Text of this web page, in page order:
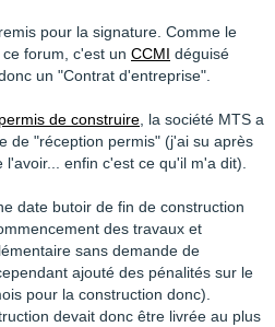
pour la signature. Comme le
forum, c'est un CCMI déguisé
un "Contrat d'entreprise".
permis de construire, la société MTS a
de "réception permis" (j'ai su après
enfin c'est ce qu'il m'a dit).
date butoir de fin de construction
des travaux et
sans demande de
ajouté des pénalités sur le
pour la construction donc).
devait donc être livrée au plus